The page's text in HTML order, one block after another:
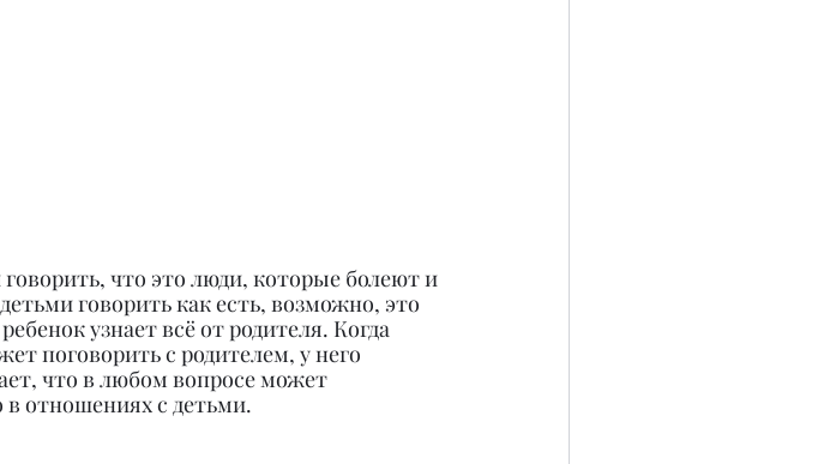
что это люди, которые болеют и
говорить как есть, возможно, это
узнает всё от родителя. Когда
поговорить с родителем, у него
что в любом вопросе может
в отношениях с детьми.